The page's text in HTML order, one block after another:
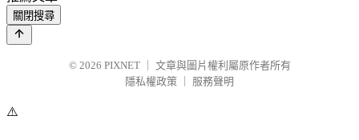
關閉搜尋
© 2026 PIXNET
文章與圖片權利屬原作者所有
隱私權政策
服務聲明
⚠️